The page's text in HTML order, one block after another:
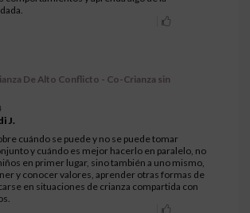
De Alto Conflicto - Co-Crianza sin
J.
cuándo se puede y no se puede tomar
y cuándo es mejor hacerlo en paralelo, no
en primer lugar, sino también a uno mismo,
y conocer valores, aprender otras formas de
en situaciones de crianza compartida con